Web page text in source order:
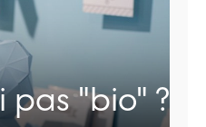
pas "bio" ?